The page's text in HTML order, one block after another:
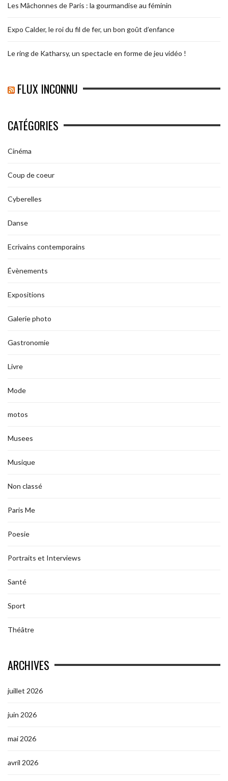
Les Mâchonnes de Paris : la gourmandise au féminin
Expo Calder, le roi du fil de fer, un bon goût d’enfance
Le ring de Katharsy, un spectacle en forme de jeu vidéo !
FLUX INCONNU
CATÉGORIES
Cinéma
Coup de coeur
Cyberelles
Danse
Ecrivains contemporains
Évènements
Expositions
Galerie photo
Gastronomie
Livre
Mode
motos
Musees
Musique
Non classé
Paris Me
Poesie
Portraits et Interviews
Santé
Sport
Théâtre
ARCHIVES
juillet 2026
juin 2026
mai 2026
avril 2026